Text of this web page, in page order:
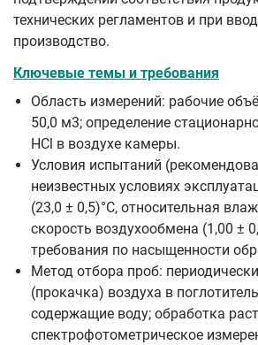
технических регламентов и при
производство.
Ключевые темы и требования
Область измерений: рабочие
50,0 м3; определение
HCl в воздухе камеры.
Условия испытаний
неизвестных условиях
(23,0 ± 0,5)°C, относительная
скорость воздухообмена (1,00 ±
требования по насыщенности
Метод отбора проб:
(прокачка) воздуха в
содержащие воду; обработка
спектрофотометрическое